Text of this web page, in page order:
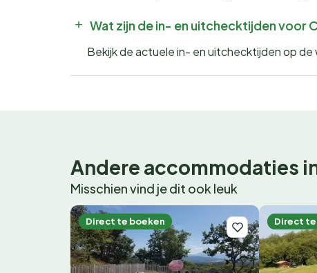
Wat zijn de in- en uitchecktijden voor
Bekijk de actuele in- en uitchecktijden op de
Andere accommodaties
Misschien vind je dit ook leuk
Direct te boeken Direct